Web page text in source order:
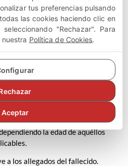
los descendientes de la
como en el caso anterior,
del hijo, la cual será
la edad del fallecido si tenía
otros conceptos que pueden
de la indemnización.
en el accidente también
una indemnización por la
la edad de aquéllos
a los allegados del fallecido.
tus preferencias pulsando
las cookies haciendo clic en
"Rechazar". Para
Política de Cookies.
Aceptar